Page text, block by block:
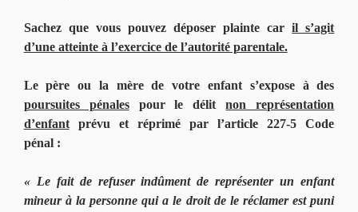
Sachez que vous pouvez déposer plainte caril s’agit
d’une atteinte à l’exercice de l’autorité parentale.
Le père ou la mère de votre enfant s’expose à des
poursuites pénalespour le délitnon représentation
d’enfantprévu et réprimé par l’article 227-5 Code
pénal :
« Le fait de refuser indûment de représenter un enfant
mineur à la personne qui a le droit de le réclamer est puni